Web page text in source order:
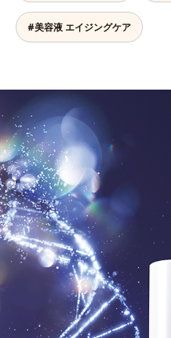
#美容液 エイジングケア